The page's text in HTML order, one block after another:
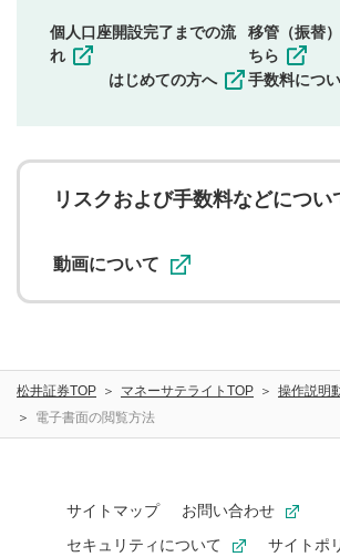
その他当社が不適切と判断した投
一度投稿した評価およびコメントの変更
ことを承諾したものとします。また、
に関する著作者人格権を行使しないこと
用者が投稿したコメントは、当社サービ
ることがあります。
個人口座開設完了までの流
れ
はじめての方へ
移管（振替
ちら
手数料につ
リスクおよび手数料などについ
動画について
松井証券TOP マネーサテライトTOP 操作説明
電子書面の閲覧方法
サイトマップ
お問い合わせ
セキュリティについて
サイトポ